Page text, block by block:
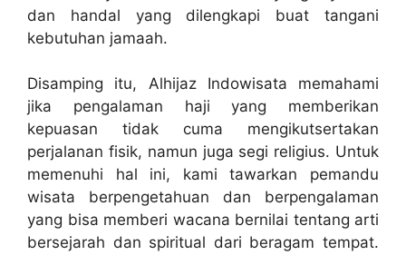
dan handal yang dilengkapi buat tangani
kebutuhan jamaah.
Disamping itu, Alhijaz Indowisata memahami
jika pengalaman haji yang memberikan
kepuasan tidak cuma mengikutsertakan
perjalanan fisik, namun juga segi religius. Untuk
memenuhi hal ini, kami tawarkan pemandu
wisata berpengetahuan dan berpengalaman
yang bisa memberi wacana bernilai tentang arti
bersejarah dan spiritual dari beragam tempat.